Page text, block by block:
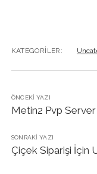
KATEGORILER:
ÖNCEKI YAZI
Metin2 Pvp Server
SONRAKI YAZI
Çiçek Siparişi İçin